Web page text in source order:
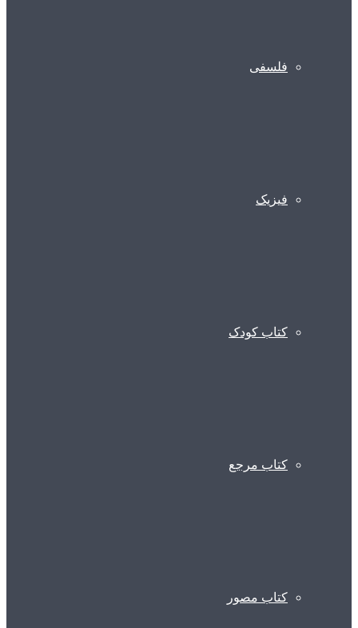
فلسفی
فیزیک
کتاب کودک
کتاب مرجع
کتاب مصور